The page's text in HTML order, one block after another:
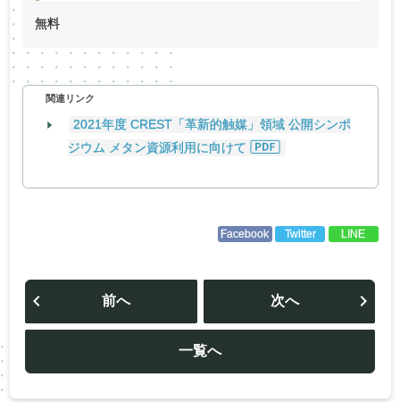
無料
関連リンク
2021年度 CREST「革新的触媒」領域 公開シンポ
ジウム メタン資源利用に向けて
Facebook Twitter LINE
投
ビ
ー
シ
ョ
前へ
一覧へ
次へ